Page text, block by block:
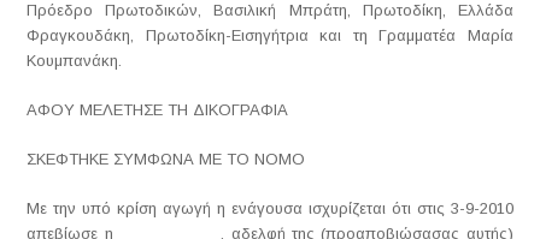
Πρόεδρο Πρωτοδικών, Βασιλική Μπράτη, Πρωτοδίκη, Ελλάδα
Φραγκουδάκη, Πρωτοδίκη-Εισηγήτρια και τη Γραμματέα Μαρία
Κουμπανάκη.
ΑΦΟΥ ΜΕΛΕΤΗΣΕ ΤΗ ΔΙΚΟΓΡΑΦΙΑ
ΣΚΕΦΤΗΚΕ ΣΥΜΦΩΝΑ ΜΕ ΤΟ ΝΟΜΟ
Με την υπό κρίση αγωγή η ενάγουσα ισχυρίζεται ότι στις 3-9-2010
απεβίωσε η , αδελφή της (προαποβιώσασας αυτής)